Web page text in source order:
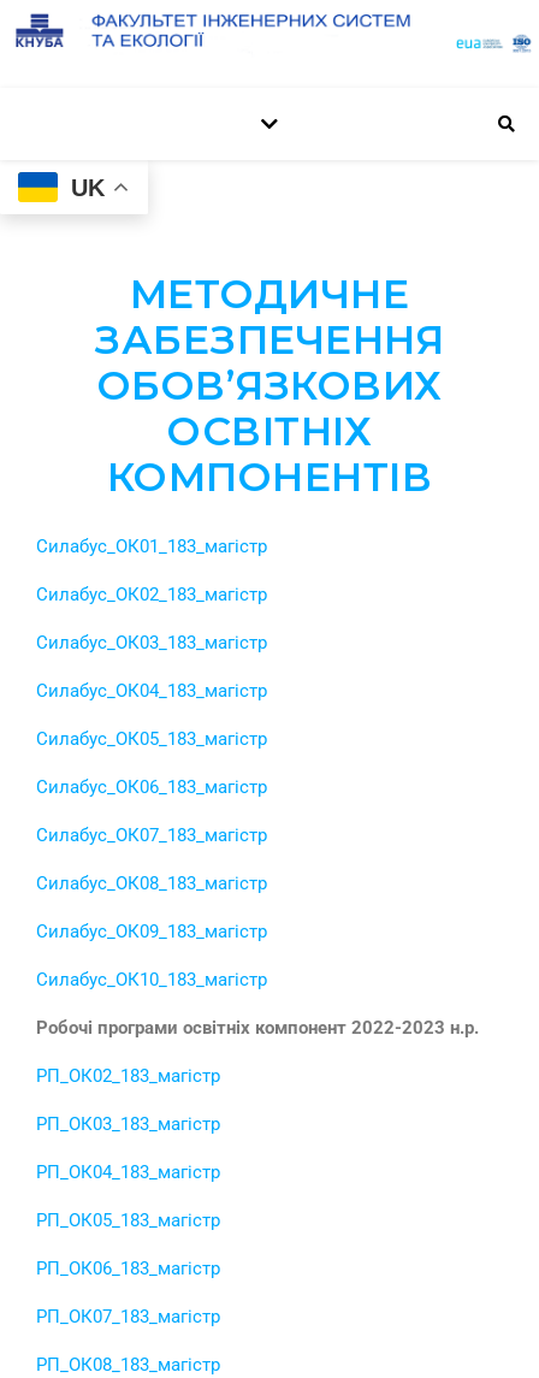
UK
МЕТОДИЧНЕ
ЗАБЕЗПЕЧЕННЯ
ОБОВ’ЯЗКОВИХ
ОСВІТНІХ
КОМПОНЕНТІВ
Силабус_ОК01_183_магістр
Силабус_ОК02_183_магістр
Силабус_ОК03_183_магістр
Силабус_ОК04_183_магістр
Силабус_ОК05_183_магістр
Силабус_ОК06_183_магістр
Силабус_ОК07_183_магістр
Силабус_ОК08_183_магістр
Силабус_ОК09_183_магістр
Силабус_ОК10_183_магістр
Робочі програми освітніх компонент 2022-2023 н.р.
РП_ОК02_183_магістр
РП_ОК03_183_магістр
РП_ОК04_183_магістр
РП_ОК05_183_магістр
РП_ОК06_183_магістр
РП_ОК07_183_магістр
РП_ОК08_183_магістр